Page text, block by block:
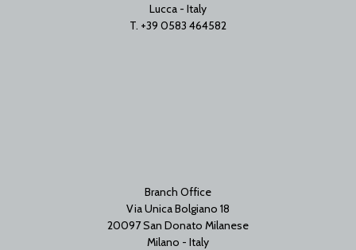
Lucca - Italy
T. +39 0583 464582
Branch Office
Via Unica Bolgiano 18
20097 San Donato Milanese
Milano - Italy